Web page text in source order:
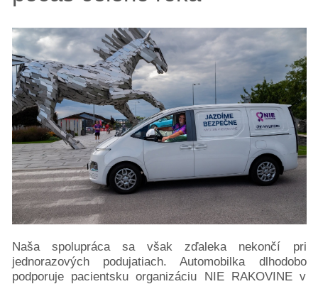
Naša spolupráca sa však zďaleka nekončí pri
jednorazových podujatiach. Automobilka dlhodobo
podporuje pacientsku organizáciu NIE RAKOVINE v